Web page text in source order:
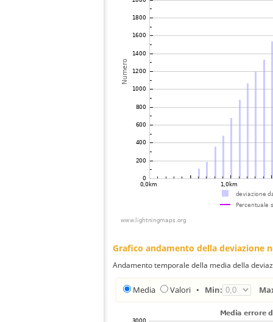
Grafico andamento della deviazione
Andamento temporale della media della
Media Valori • Min: